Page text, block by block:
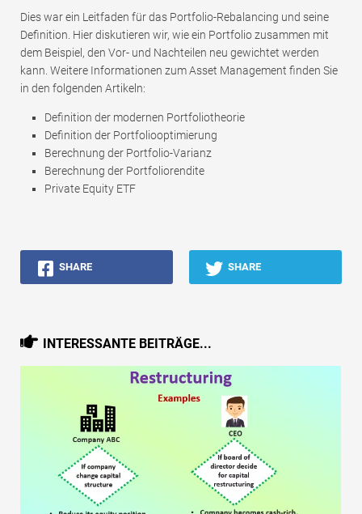
Dies war ein Leitfaden für das Portfolio-Rebalancing und seine
Definition. Hier diskutieren wir, wie ein Portfolio zusammen mit
dem Beispiel, den Vor- und Nachteilen neu gewichtet werden
kann. Weitere Informationen zum Asset Management finden Sie
in den folgenden Artikeln:
Definition der modernen Portfoliotheorie
Definition der Portfoliooptimierung
Berechnung der Portfolio-Varianz
Berechnung der Portfoliorendite
Private Equity ETF
SHARE SHARE
INTERESSANTE BEITRÄGE...